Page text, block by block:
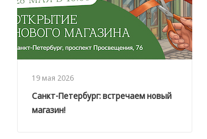
19 мая 2026
Санкт-Петербург: встречаем новый
магазин!